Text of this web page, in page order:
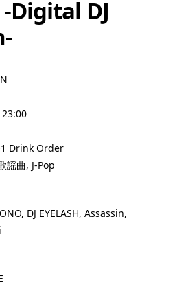
Digital DJ
23:00
Drink Order
謡曲, J-Pop
DJ EYELASH, Assassin,